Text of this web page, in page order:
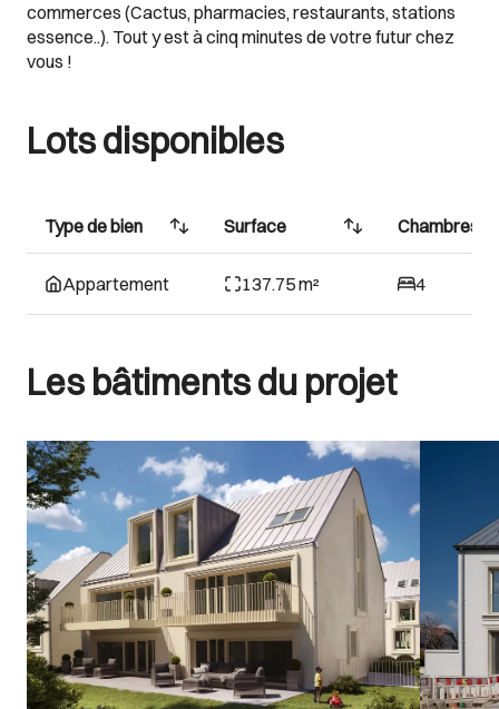
commerces (Cactus, pharmacies, restaurants, stations
essence..). Tout y est à cinq minutes de votre futur chez
vous !
Lots disponibles
Type de bien Surface Chambres
Appartement 137.75 m² 4
Les bâtiments du projet